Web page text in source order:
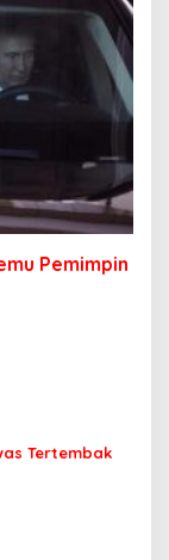
Pemimpin
Tertembak